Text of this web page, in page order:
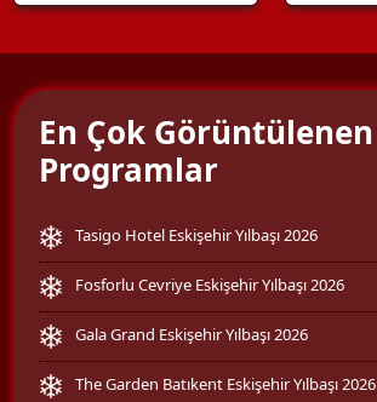
En Çok Görüntülenen
Programlar
Tasigo Hotel Eskişehir Yılbaşı 2026
Fosforlu Cevriye Eskişehir Yılbaşı 2026
Gala Grand Eskişehir Yılbaşı 2026
The Garden Batıkent Eskişehir Yılbaşı 2026